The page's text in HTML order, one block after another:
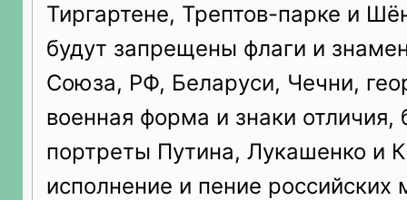
Тиргартене, Трептов-парке и
будут запрещены флаги и
Союза, РФ, Беларуси, Чечни,
военная форма и знаки отличия,
портреты Путина, Лукашенко и
исполнение и пение